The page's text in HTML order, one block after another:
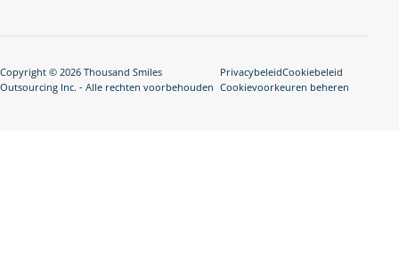
Copyright © 2026 Thousand Smiles
Outsourcing Inc. - Alle rechten voorbehouden
PrivacybeleidCookiebeleid
Cookievoorkeuren beheren